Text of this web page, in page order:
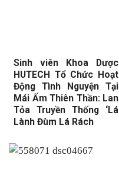
Sinh viên Khoa Dược
HUTECH Tổ Chức Hoạt
Động Tình Nguyện Tại
Mái Ấm Thiên Thần: Lan
Tỏa Truyền Thống ‘Lá
Lành Đùm Lá Rách